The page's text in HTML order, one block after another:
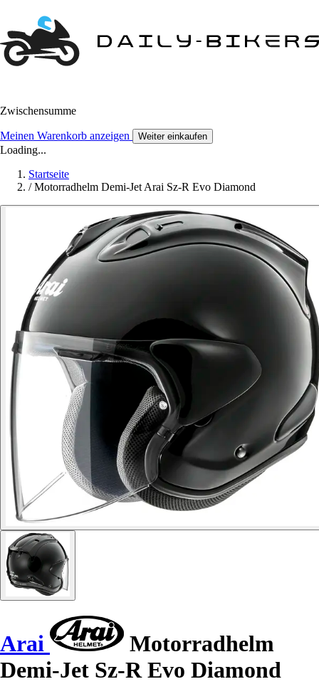
Zwischensumme
Meinen Warenkorb anzeigen Weiter einkaufen
Loading...
Startseite
/ Motorradhelm Demi-Jet Arai Sz-R Evo Diamond
Arai
Motorradhelm
Demi-Jet Sz-R Evo Diamond